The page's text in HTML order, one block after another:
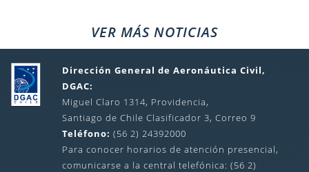
VER MÁS NOTICIAS
Dirección General de Aeronáutica Civil,
DGAC:
Miguel Claro 1314, Providencia,
Santiago de Chile Clasificador 3, Correo 9
Teléfono: (56 2) 24392000
Para conocer horarios de atención presencial,
comunicarse a la central telefónica: (56 2)